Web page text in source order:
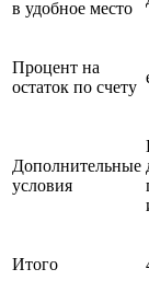
в удобное место
Процент на
остаток по счету
Дополнительные
условия
Итого